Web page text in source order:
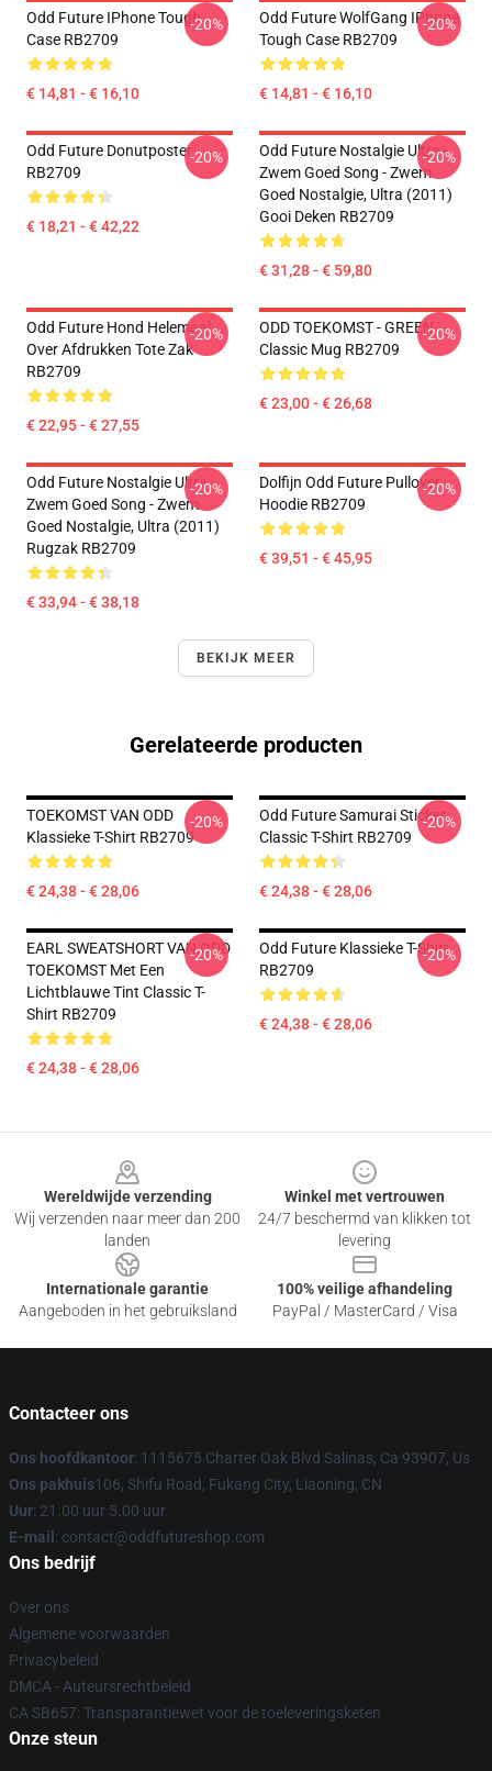
Odd Future IPhone Tough
Case RB2709
€ 14,81 - € 16,10
-20%
Odd Future WolfGang IPhone
Tough Case RB2709
€ 14,81 - € 16,10
-20%
Odd Future Donutposter
RB2709
€ 18,21 - € 42,22
-20%
Odd Future Nostalgie Ultra -
Zwem Goed Song - Zwem
Goed Nostalgie, Ultra (2011)
Gooi Deken RB2709
€ 31,28 - € 59,80
-20%
Odd Future Hond Helemaal
Over Afdrukken Tote Zak
RB2709
€ 22,95 - € 27,55
-20%
ODD TOEKOMST - GREEN
Classic Mug RB2709
€ 23,00 - € 26,68
-20%
Odd Future Nostalgie Ultra -
Zwem Goed Song - Zwem
Goed Nostalgie, Ultra (2011)
Rugzak RB2709
€ 33,94 - € 38,18
-20%
Dolfijn Odd Future Pullover
Hoodie RB2709
€ 39,51 - € 45,95
-20%
BEKIJK MEER
Gerelateerde producten
TOEKOMST VAN ODD
Klassieke T-Shirt RB2709
€ 24,38 - € 28,06
-20%
Odd Future Samurai Sticker
Classic T-Shirt RB2709
€ 24,38 - € 28,06
-20%
EARL SWEATSHORT VAN ODD
TOEKOMST Met Een
Lichtblauwe Tint Classic T-
Shirt RB2709
€ 24,38 - € 28,06
-20%
Odd Future Klassieke T-Shirt
RB2709
€ 24,38 - € 28,06
-20%
Wereldwijde verzending
Wij verzenden naar meer dan 200
landen
Winkel met vertrouwen
24/7 beschermd van klikken tot
levering
Internationale garantie
Aangeboden in het gebruiksland
100% veilige afhandeling
PayPal / MasterCard / Visa
Contacteer ons
Ons hoofdkantoor: 1115675 Charter Oak Blvd Salinas, Ca 93907, Us
Ons pakhuis106, Shifu Road, Fukang City, Liaoning, CN
Uur: 21.00 uur 5.00 uur
E-mail : contact@oddfutureshop.com
Ons bedrijf
Over ons
Algemene voorwaarden
Privacybeleid
DMCA - Auteursrechtbeleid
CA SB657: Transparantiewet voor de toeleveringsketen
Onze steun